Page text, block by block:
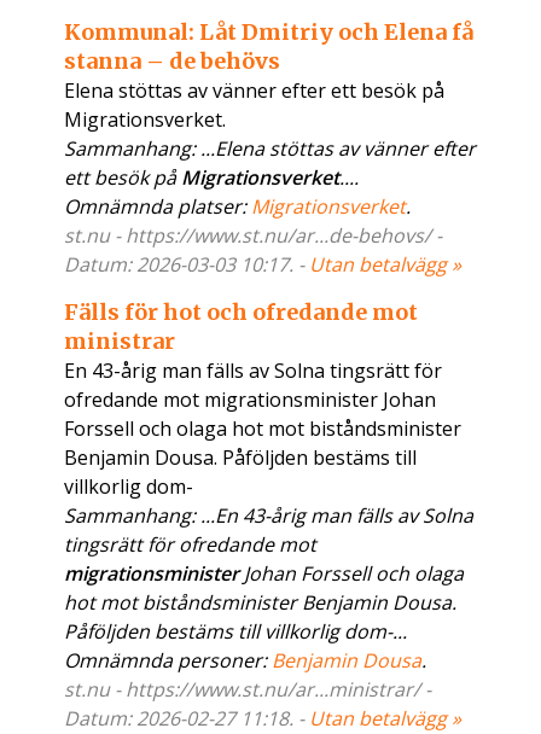
Kommunal: Låt Dmitriy och Elena få
stanna – de behövs
Elena stöttas av vänner efter ett besök på
Migrationsverket.
Sammanhang: ...Elena stöttas av vänner efter
ett besök påMigrationsverket....
Omnämnda platser:Migrationsverket.
st.nu - https://www.st.nu/ar...de-behovs/ -
Datum: 2026-03-03 10:17. - Utan betalvägg »
Fälls för hot och ofredande mot
ministrar
En 43-årig man fälls av Solna tingsrätt för
ofredande mot migrationsminister Johan
Forssell och olaga hot mot biståndsminister
Benjamin Dousa. Påföljden bestäms till
villkorlig dom-
Sammanhang: ...En 43-årig man fälls av Solna
tingsrätt för ofredande mot
migrationsministerJohan Forssell och olaga
hot mot biståndsminister Benjamin Dousa.
Påföljden bestäms till villkorlig dom-...
Omnämnda personer:Benjamin Dousa.
st.nu - https://www.st.nu/ar...ministrar/ -
Datum: 2026-02-27 11:18. - Utan betalvägg »